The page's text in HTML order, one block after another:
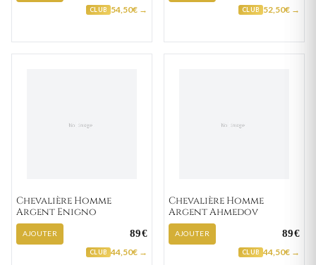
CLUB 54,50€ → CLUB 52,50€ →
Chevalière Homme
Argent Enigno
AJOUTER 89€
CLUB 44,50€ →
Chevalière Homme
Argent Ahmedov
AJOUTER 89€
CLUB 44,50€ →